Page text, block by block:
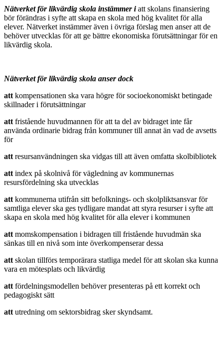
Nätverket för likvärdig skola instämmer iatt skolans finansiering
bör förändras i syfte att skapa en skola med hög kvalitet för alla
elever. Nätverket instämmer även i övriga förslag men anser att de
behöver utvecklas för att ge bättre ekonomiska förutsättningar för en
likvärdig skola.
Nätverket för likvärdig skola anser dock
att kompensationen ska vara högre för socioekonomiskt betingade
skillnader i förutsättningar
att fristående huvudmannen för att ta del av bidraget inte får
använda ordinarie bidrag från kommuner till annat än vad de avsetts
för
att resursanvändningen ska vidgas till att även omfatta skolbibliotek
att index på skolnivå för vägledning av kommunernas
resursfördelning ska utvecklas
att kommunerna utifrån sitt befolknings- och skolpliktsansvar för
samtliga elever ska ges tydligare mandat att styra resurser i syfte att
skapa en skola med hög kvalitet för alla elever i kommunen
att momskompensation i bidragen till fristående huvudmän ska
sänkas till en nivå som inte överkompenserar dessa
att skolan tillförs temporärara statliga medel för att skolan ska kunna
vara en mötesplats och likvärdig
att fördelningsmodellen behöver presenteras på ett korrekt och
pedagogiskt sätt
att utredning om sektorsbidrag sker skyndsamt.